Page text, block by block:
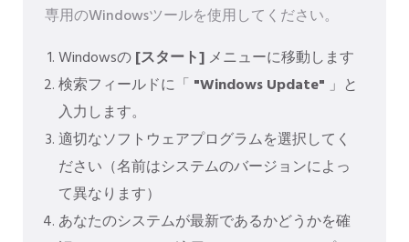
専用のWindowsツールを使用してください。
Windowsの[スタート] メニューに移動します
検索フィールドに「 "Windows Update" 」と
入力します。
適切なソフトウェアプログラムを選択してく
ださい（名前はシステムのバージョンによっ
て異なります）
あなたのシステムが最新であるかどうかを確